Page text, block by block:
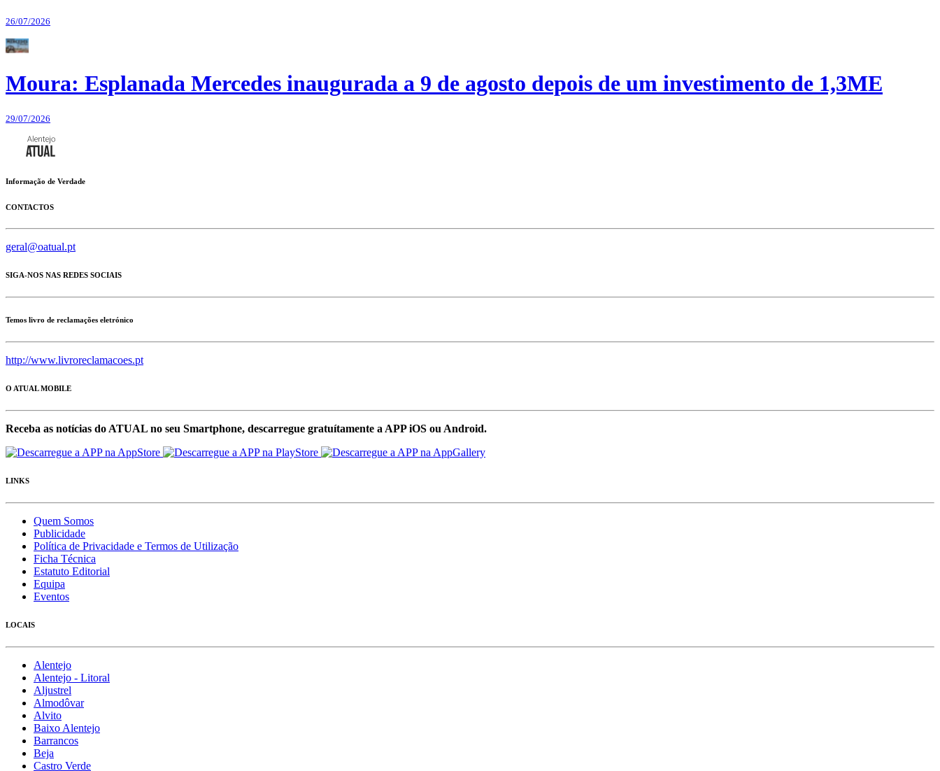
26/07/2026
Moura: Esplanada Mercedes inaugurada a 9 de agosto depois de um investimento de 1,3ME
29/07/2026
Informação de Verdade
CONTACTOS
geral@oatual.pt
SIGA-NOS NAS REDES SOCIAIS
Temos livro de reclamações eletrónico
http://www.livroreclamacoes.pt
O ATUAL MOBILE
Receba as notícias do ATUAL no seu Smartphone, descarregue gratuítamente a APP iOS ou Android.
LINKS
Quem Somos
Publicidade
Política de Privacidade e Termos de Utilização
Ficha Técnica
Estatuto Editorial
Equipa
Eventos
LOCAIS
Alentejo
Alentejo - Litoral
Aljustrel
Almodôvar
Alvito
Baixo Alentejo
Barrancos
Beja
Castro Verde